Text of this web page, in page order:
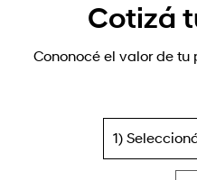
Cotizá
Cononocé el valor de
1)